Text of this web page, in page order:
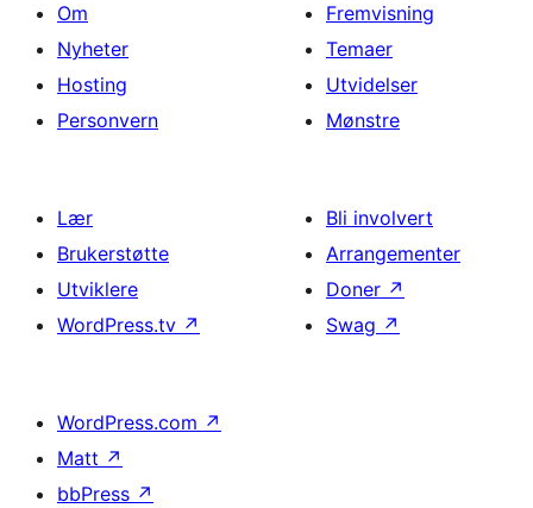
Om
Nyheter
Hosting
Personvern
Fremvisning
Temaer
Utvidelser
Mønstre
Lær
Brukerstøtte
Utviklere
WordPress.tv ↗
Bli involvert
Arrangementer
Doner ↗
Swag ↗
WordPress.com ↗
Matt ↗
bbPress ↗